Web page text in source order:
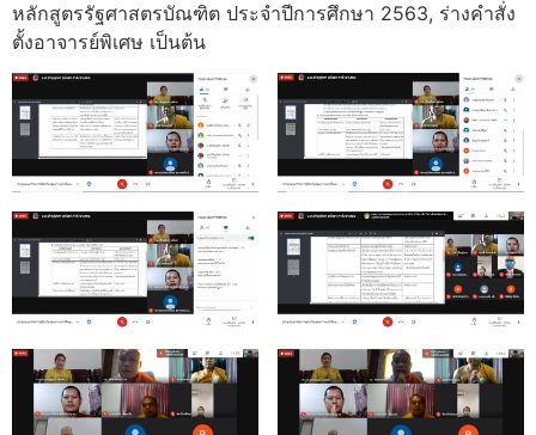
หลักสูตรรัฐศาสตรบัณฑิต ประจำปีการศึกษา 2563, ร่างคำสั่ง
ตั้งอาจารย์พิเศษ เป็นต้น